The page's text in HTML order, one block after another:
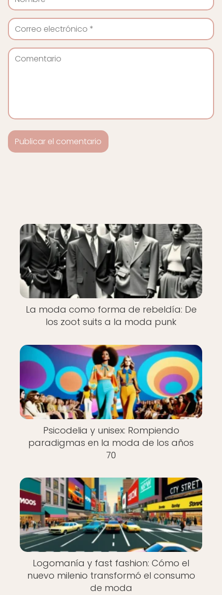
La moda como forma de rebeldía: De
los zoot suits a la moda punk
Psicodelia y unisex: Rompiendo
paradigmas en la moda de los años
70
Logomanía y fast fashion: Cómo el
nuevo milenio transformó el consumo
de moda